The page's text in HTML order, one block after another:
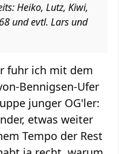
Heiko, Lutz, Kiwi,
und evtl. Lars und
fuhr ich mit dem
Bennigsen-Ufer
junger OG'ler:
etwas weiter
Tempo der Rest